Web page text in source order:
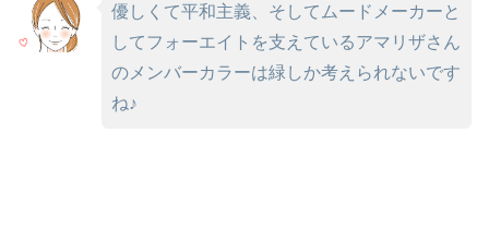
優しくて平和主義、そしてムードメーカーと
してフォーエイトを支えているアマリザさん
のメンバーカラーは緑しか考えられないです
ね♪